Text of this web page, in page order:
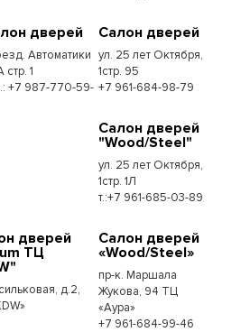
дверей
Автоматики
стр. 1
+7 987-770-59-
Салон дверей
ул. 25 лет Октября,
1стр. 95
+7 961-684-98-79
Салон дверей
"Wood/Steel"
ул. 25 лет Октября,
1стр. 1Л
т.:+7 961-685-03-89
дверей
ТЦ
д.2,
Салон дверей
«Wood/Steel»
пр-к. Маршала
Жукова, 94 ТЦ
«Аура»
+7 961-684-99-46